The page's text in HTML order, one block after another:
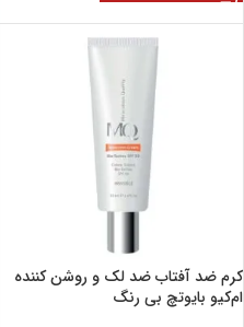
کرم ضد آفتاب ضد لک و روشن کننده
ام‌کیو بایوتچ بی رنگ